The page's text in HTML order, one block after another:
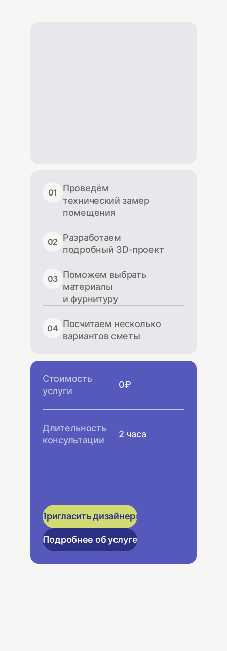
01
Проведём
технический замер
помещения
02 Разработаем
подробный 3D-проект
03 Поможем выбрать
материалы
и фурнитуру
04 Посчитаем несколько
вариантов сметы
Стоимость
услуги
0₽
Длительность
консультации
2 часа
Пригласить дизайнера
Подробнее об услуге